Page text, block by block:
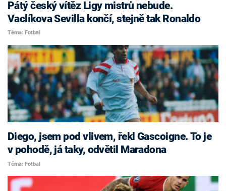
Pátý český vítěz Ligy mistrů nebude.
Vaclíkova Sevilla končí, stejně tak Ronaldo
Téma: Fotbal
Diego, jsem pod vlivem, řekl Gascoigne. To je
v pohodě, já taky, odvětil Maradona
Téma: Fotbal